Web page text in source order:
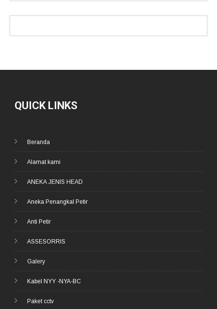
QUICK LINKS
Beranda
Alamat kami
ANEKA JENIS HEAD
Aneka Penangkal Petir
Anti Petir
ASSESORRIS
Galery
Kabel NYY -NYA-BC
Paket cctv